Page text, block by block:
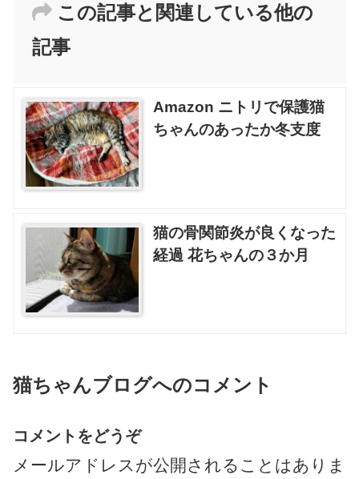
この記事と関連している他の
記事
Amazon ニトリで保護猫
ちゃんのあったか冬支度
猫の骨関節炎が良くなった
経過 花ちゃんの３か月
猫ちゃんブログへのコメント
コメントをどうぞ
メールアドレスが公開されることはありま